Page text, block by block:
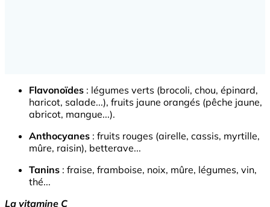
Flavonoïdes : légumes verts (brocoli, chou, épinard,
haricot, salade...), fruits jaune orangés (pêche jaune,
abricot, mangue...).
Anthocyanes : fruits rouges (airelle, cassis, myrtille,
mûre, raisin), betterave...
Tanins : fraise, framboise, noix, mûre, légumes, vin,
thé...
La vitamine C